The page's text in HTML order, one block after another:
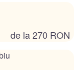
de la 270 RON